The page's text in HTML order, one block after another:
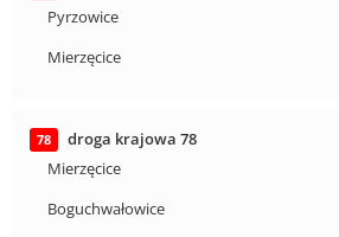
Pyrzowice
Mierzęcice
78
droga krajowa 78
Mierzęcice
Boguchwałowice